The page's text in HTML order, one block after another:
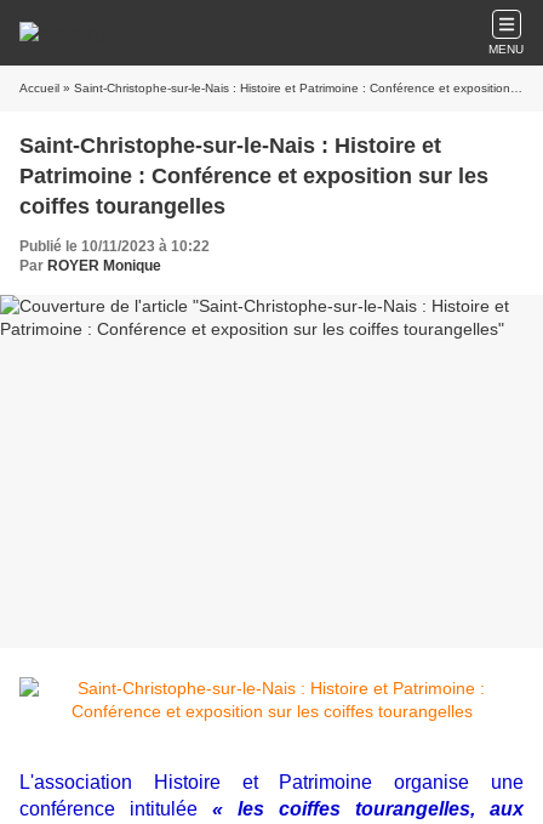
MENU
Accueil » Saint-Christophe-sur-le-Nais : Histoire et Patrimoine : Conférence et exposition sur les coiffes tourangelles
Saint-Christophe-sur-le-Nais : Histoire et
Patrimoine : Conférence et exposition sur les
coiffes tourangelles
Publié le 10/11/2023 à 10:22
Par ROYER Monique
L'association Histoire et Patrimoine organise une
conférence intitulée « les coiffes tourangelles, aux